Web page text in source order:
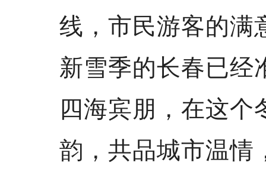
线，市民游客的满
新雪季的长春已经
四海宾朋，在这
韵，共品城市温情